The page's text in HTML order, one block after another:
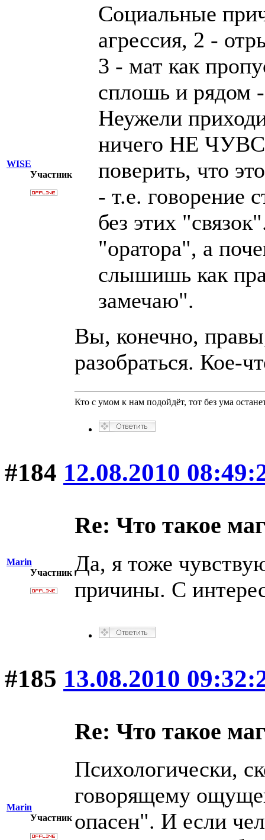
WISE
Участник
Социальные
агрессия, 2 -
3 - мат как
сплошь и рядом -
Неужели
ничего НЕ
поверить, что
- т.е. говорение
без этих
"оратора", а
слышишь как
замечаю".
Вы, конечно,
разобраться. Кое-
Кто с умом к нам подойдёт, тот без ума
#184 12.08.2010
Marin
Участник
Re: Что такое
Да, я тоже
причины. С
#185 13.08.2010
Marin
Участник
Re: Что такое
Психологически,
говорящему
опасен". И если